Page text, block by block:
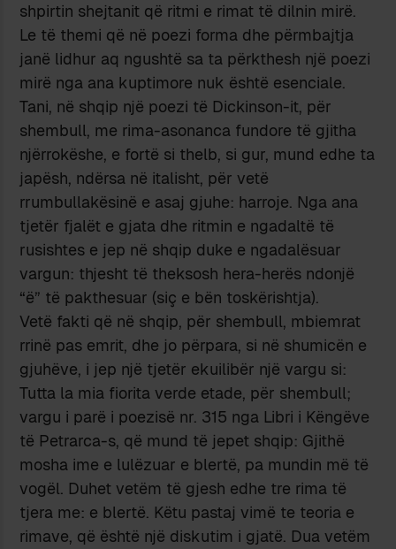
shpirtin shejtanit që ritmi e rimat të dilnin mirë.
Le të themi që në poezi forma dhe përmbajtja
janë lidhur aq ngushtë sa ta përkthesh një poezi
mirë nga ana kuptimore nuk është esenciale.
Tani, në shqip një poezi të Dickinson-it, për
shembull, me rima-asonanca fundore të gjitha
njërrokëshe, e fortë si thelb, si gur, mund edhe ta
japësh, ndërsa në italisht, për vetë
rrumbullakësinë e asaj gjuhe: harroje. Nga ana
tjetër fjalët e gjata dhe ritmin e ngadaltë të
rusishtes e jep në shqip duke e ngadalësuar
vargun: thjesht të theksosh hera-herës ndonjë
“ë” të pakthesuar (siç e bën toskërishtja).
Vetë fakti që në shqip, për shembull, mbiemrat
rrinë pas emrit, dhe jo përpara, si në shumicën e
gjuhëve, i jep një tjetër ekuilibër një vargu si:
Tutta la mia fiorita verde etade, për shembull;
vargu i parë i poezisë nr. 315 nga Libri i Këngëve
të Petrarca-s, që mund të jepet shqip: Gjithë
mosha ime e lulëzuar e blertë, pa mundin më të
vogël. Duhet vetëm të gjesh edhe tre rima të
tjera me: e blertë. Këtu pastaj vimë te teoria e
rimave, që është një diskutim i gjatë. Dua vetëm